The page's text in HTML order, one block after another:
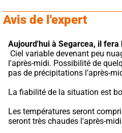
Avis de l'expert
Aujourd'hui à Segarcea, il fera
l'après-midi. Possibilité de
pas de précipitations l'après-
La fiabilité de la situation est
Les températures seront
seront très chaudes l'après-